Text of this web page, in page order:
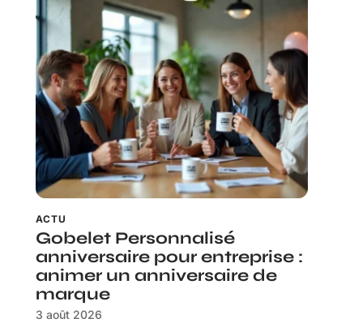
ACTU
Gobelet Personnalisé
anniversaire pour entreprise :
animer un anniversaire de
marque
3 août 2026